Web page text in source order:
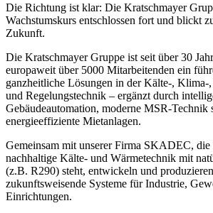
Die Richtung ist klar: Die Kratschmayer
Wachstumskurs entschlossen fort und blickt
Zukunft.
Die Kratschmayer Gruppe ist seit über 30
europaweit über 5000 Mitarbeitenden ein
ganzheitliche Lösungen in der Kälte-,
und Regelungstechnik – ergänzt durch
Gebäudeautomation, moderne MSR-Technik
energieeffiziente Mietanlagen.
Gemeinsam mit unserer Firma SKADEC,
nachhaltige Kälte- und Wärmetechnik mit
(z.B. R290) steht, entwickeln und
zukunftsweisende Systeme für Industrie,
Einrichtungen.